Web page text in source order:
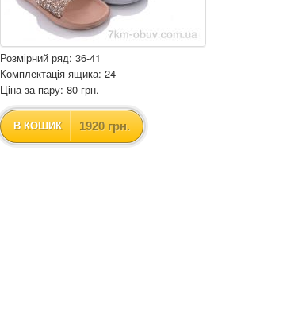
Розмірний ряд: 36-41
Комплектація ящика: 24
Ціна за пару: 80 грн.
В КОШИК 1920 грн.